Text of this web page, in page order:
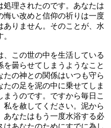
処理されたのです。あなたは
悔い改めと信仰の祈りは一度
ありません。そのことが、水
、この世の中を生活している
曇らせてしまうようなこと
たの神との関係はいつも守ら
の足を泥の中に乗せてしま
うのです。ですから毎日こ
私を赦してください。泥から
あなたはもう一度水浴する必
はあなたのためにすでに為し